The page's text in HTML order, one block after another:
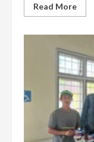
Read More